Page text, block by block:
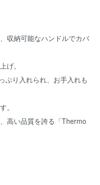
収納可能なハンドルでカバ
げ。
ぷり入れられ、お手入れも
。
高い品質を誇る「Thermo